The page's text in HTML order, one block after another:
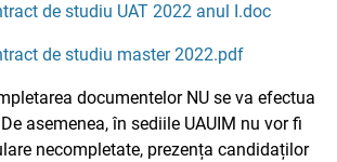
de studiu UAT 2022 anul I.doc
de studiu master 2022.pdf
documentelor NU se va efectua
asemenea, în sediile UAUIM nu vor fi
necompletate, prezența candidaților